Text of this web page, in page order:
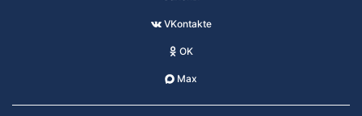
VKontakte
OK
Max